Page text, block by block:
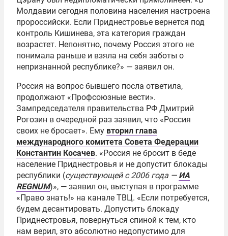
Молдавии сегодня половина населения настроена
пророссийски. Если Приднестровье вернется под
контроль Кишинева, эта категория граждан
возрастет. Непонятно, почему Россия этого не
понимала раньше и взяла на себя заботы о
непризнанной республике?» — заявил он.
Россия на вопрос бывшего посла ответила,
продолжают «Профсоюзные вести».
Зампредседателя правительства РФ Дмитрий
Рогозин в очередной раз заявил, что «Россия
своих не бросает». Ему вторил глава
международного комитета Совета Федерации
Константин Косачев. «Россия не бросит в беде
население Приднестровья и не допустит блокады
республики (существующей с 2006 года — ИА
REGNUM)», — заявил он, выступая в программе
«Право знать!» на канале ТВЦ. «Если потребуется,
будем десантировать. Допустить блокаду
Приднестровья, повернуться спиной к тем, кто
нам верил, это абсолютно недопустимо для